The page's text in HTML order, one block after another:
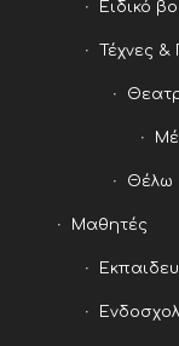
Ειδικό
Τέχνες &
Θέλω
Μαθητές